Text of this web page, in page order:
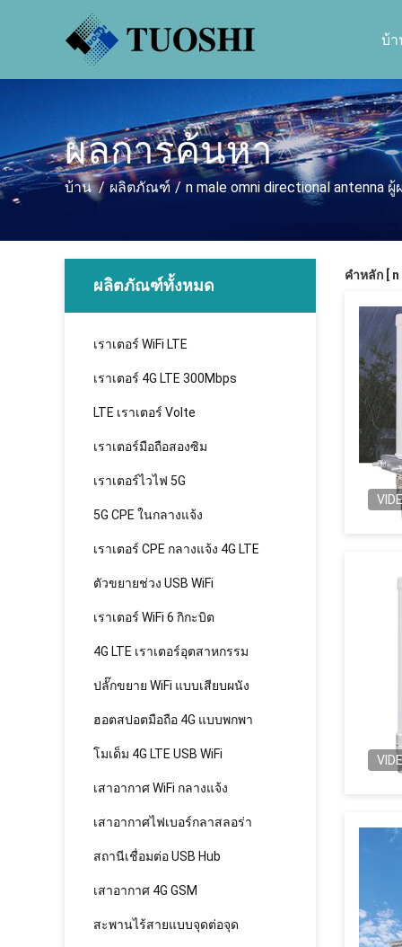
บ้
ผลการค้นหา
บ้าน / ผลิตภัณฑ์ / n male omni directional antenna
ผลิตภัณฑ์ทั้งหมด
เราเตอร์ WiFi LTE
เราเตอร์ 4G LTE 300Mbps
LTE เราเตอร์ Volte
เราเตอร์มือถือสองซิม
เราเตอร์ไวไฟ 5G
5G CPE ในกลางแจ้ง
เราเตอร์ CPE กลางแจ้ง 4G LTE
ตัวขยายช่วง USB WiFi
เราเตอร์ WiFi 6 กิกะบิต
4G LTE เราเตอร์อุตสาหกรรม
ปลั๊กขยาย WiFi แบบเสียบผนัง
ฮอตสปอตมือถือ 4G แบบพกพา
โมเด็ม 4G LTE USB WiFi
เสาอากาศ WiFi กลางแจ้ง
เสาอากาศไฟเบอร์กลาสลอร่า
สถานีเชื่อมต่อ USB Hub
เสาอากาศ 4G GSM
สะพานไร้สายแบบจุดต่อจุด
คำหลัก [